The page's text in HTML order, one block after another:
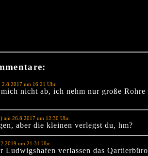
um 16:21 Uhr.
nicht ab, ich nehm nur große Rohre
am 26.8.2017 um 12:30 Uhr.
aber die kleinen verlegst du, hm?
um 21:31 Uhr.
verlassen das Qartierbüro